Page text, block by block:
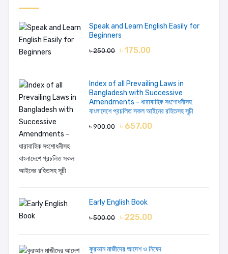
ডেলিভারি দেয়ার জন্য ধন্যবাদ সঠিক সময়ে।
Your review
Speak and Learn English Easily for
Beginners
৳ 250.00 ৳ 175.00
Index of all Prevailing Laws in
Bangladesh with Successive
Amendments - ধারাবাহিক সংশোধনীসহ
বাংলাদেশে প্রচলিত সকল আইনের রহিতসহ সূচী
৳ 900.00 ৳ 657.00
Early English Book
৳ 500.00 ৳ 225.00
কুরআন মাজীদের আদেশ ও নিষেদ